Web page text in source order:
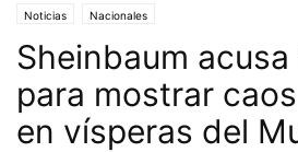
Noticias Nacionales
Sheinbaum
para mostrar
en vísperas del